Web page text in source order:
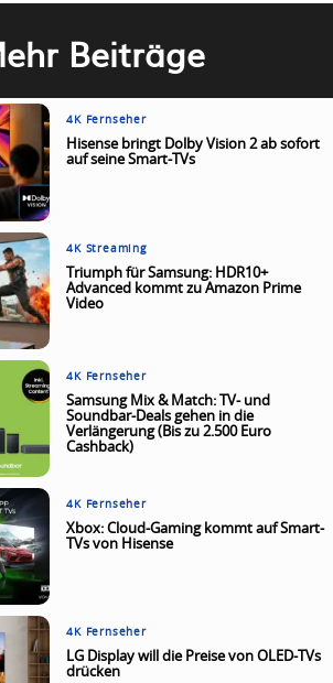
Beiträge
4K Fernseher
Hisense bringt Dolby Vision 2 ab sofort
auf seine Smart-TVs
4K Streaming
Triumph für Samsung: HDR10+
Advanced kommt zu Amazon Prime
Video
4K Fernseher
Samsung Mix & Match: TV- und
Soundbar-Deals gehen in die
Verlängerung (Bis zu 2.500 Euro
Cashback)
4K Fernseher
Xbox: Cloud-Gaming kommt auf Smart-
TVs von Hisense
4K Fernseher
LG Display will die Preise von OLED-TVs
drücken